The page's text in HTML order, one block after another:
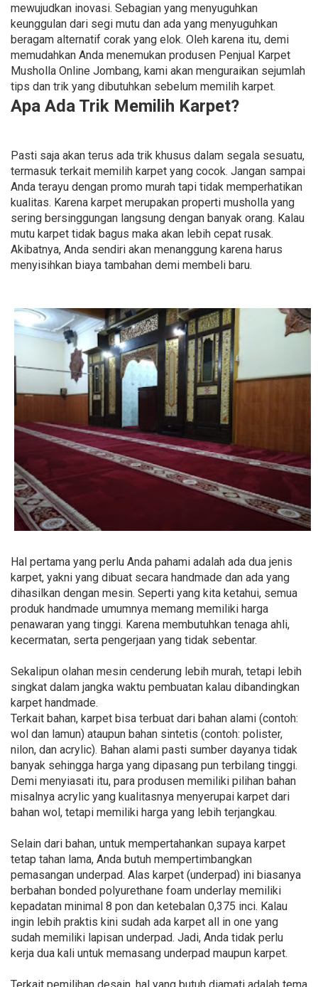
mewujudkan inovasi. Sebagian yang menyuguhkan
keunggulan dari segi mutu dan ada yang menyuguhkan
beragam alternatif corak yang elok. Oleh karena itu, demi
memudahkan Anda menemukan produsen Penjual Karpet
Musholla Online Jombang, kami akan menguraikan sejumlah
tips dan trik yang dibutuhkan sebelum memilih karpet.
Apa Ada Trik Memilih Karpet?
Pasti saja akan terus ada trik khusus dalam segala sesuatu,
termasuk terkait memilih karpet yang cocok. Jangan sampai
Anda terayu dengan promo murah tapi tidak memperhatikan
kualitas. Karena karpet merupakan properti musholla yang
sering bersinggungan langsung dengan banyak orang. Kalau
mutu karpet tidak bagus maka akan lebih cepat rusak.
Akibatnya, Anda sendiri akan menanggung karena harus
menyisihkan biaya tambahan demi membeli baru.
Hal pertama yang perlu Anda pahami adalah ada dua jenis
karpet, yakni yang dibuat secara handmade dan ada yang
dihasilkan dengan mesin. Seperti yang kita ketahui, semua
produk handmade umumnya memang memiliki harga
penawaran yang tinggi. Karena membutuhkan tenaga ahli,
kecermatan, serta pengerjaan yang tidak sebentar.
Sekalipun olahan mesin cenderung lebih murah, tetapi lebih
singkat dalam jangka waktu pembuatan kalau dibandingkan
karpet handmade.
Terkait bahan, karpet bisa terbuat dari bahan alami (contoh:
wol dan lamun) ataupun bahan sintetis (contoh: polister,
nilon, dan acrylic). Bahan alami pasti sumber dayanya tidak
banyak sehingga harga yang dipasang pun terbilang tinggi.
Demi menyiasati itu, para produsen memiliki pilihan bahan
misalnya acrylic yang kualitasnya menyerupai karpet dari
bahan wol, tetapi memiliki harga yang lebih terjangkau.
Selain dari bahan, untuk mempertahankan supaya karpet
tetap tahan lama, Anda butuh mempertimbangkan
pemasangan underpad. Alas karpet (underpad) ini biasanya
berbahan bonded polyurethane foam underlay memiliki
kepadatan minimal 8 pon dan ketebalan 0,375 inci. Kalau
ingin lebih praktis kini sudah ada karpet all in one yang
sudah memiliki lapisan underpad. Jadi, Anda tidak perlu
kerja dua kali untuk memasang underpad maupun karpet.